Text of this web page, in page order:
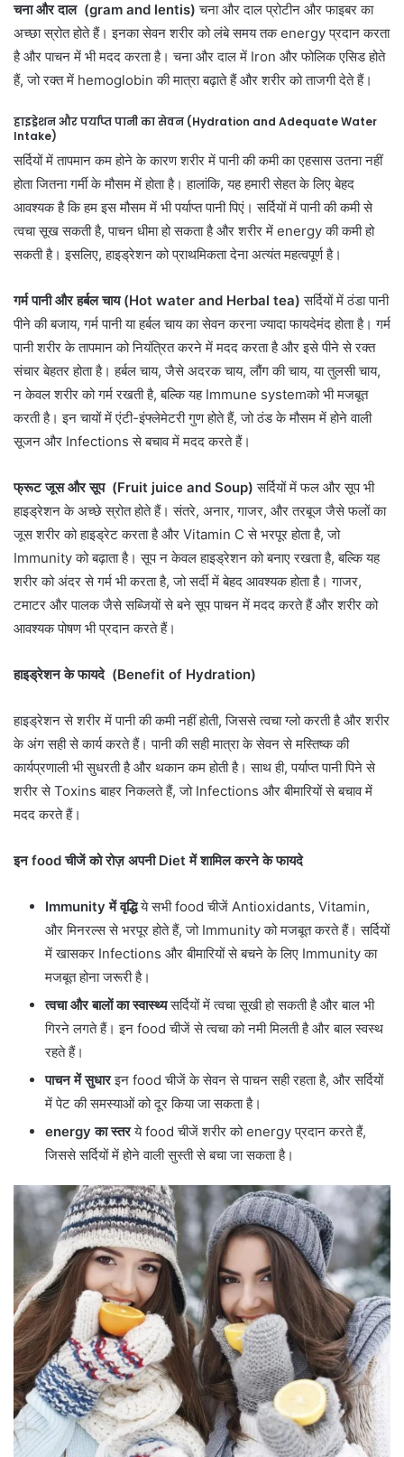
चना और दाल (gram and lentis) चना और दाल प्रोटीन और फाइबर का
अच्छा स्रोत होते हैं। इनका सेवन शरीर को लंबे समय तक energy प्रदान करता
है और पाचन में भी मदद करता है। चना और दाल में Iron और फोलिक एसिड होते
हैं, जो रक्त में hemoglobin की मात्रा बढ़ाते हैं और शरीर को ताजगी देते हैं।
हाइड्रेशन और पर्याप्त पानी का सेवन (Hydration and Adequate Water
Intake)
सर्दियों में तापमान कम होने के कारण शरीर में पानी की कमी का एहसास उतना नहीं
होता जितना गर्मी के मौसम में होता है। हालांकि, यह हमारी सेहत के लिए बेहद
आवश्यक है कि हम इस मौसम में भी पर्याप्त पानी पिएं। सर्दियों में पानी की कमी से
त्वचा सूख सकती है, पाचन धीमा हो सकता है और शरीर में energy की कमी हो
सकती है। इसलिए, हाइड्रेशन को प्राथमिकता देना अत्यंत महत्वपूर्ण है।
गर्म पानी और हर्बल चाय (Hot water and Herbal tea) सर्दियों में ठंडा पानी
पीने की बजाय, गर्म पानी या हर्बल चाय का सेवन करना ज्यादा फायदेमंद होता है। गर्म
पानी शरीर के तापमान को नियंत्रित करने में मदद करता है और इसे पीने से रक्त
संचार बेहतर होता है। हर्बल चाय, जैसे अदरक चाय, लौंग की चाय, या तुलसी चाय,
न केवल शरीर को गर्म रखती है, बल्कि यह Immune systemको भी मजबूत
करती है। इन चायों में एंटी-इंफ्लेमेटरी गुण होते हैं, जो ठंड के मौसम में होने वाली
सूजन और Infections से बचाव में मदद करते हैं।
फ्रूट जूस और सूप (Fruit juice and Soup) सर्दियों में फल और सूप भी
हाइड्रेशन के अच्छे स्रोत होते हैं। संतरे, अनार, गाजर, और तरबूज जैसे फलों का
जूस शरीर को हाइड्रेट करता है और Vitamin C से भरपूर होता है, जो
Immunity को बढ़ाता है। सूप न केवल हाइड्रेशन को बनाए रखता है, बल्कि यह
शरीर को अंदर से गर्म भी करता है, जो सर्दी में बेहद आवश्यक होता है। गाजर,
टमाटर और पालक जैसे सब्जियों से बने सूप पाचन में मदद करते हैं और शरीर को
आवश्यक पोषण भी प्रदान करते हैं।
हाइड्रेशन के फायदे (Benefit of Hydration)
हाइड्रेशन से शरीर में पानी की कमी नहीं होती, जिससे त्वचा ग्लो करती है और शरीर
के अंग सही से कार्य करते हैं। पानी की सही मात्रा के सेवन से मस्तिष्क की
कार्यप्रणाली भी सुधरती है और थकान कम होती है। साथ ही, पर्याप्त पानी पिने से
शरीर से Toxins बाहर निकलते हैं, जो Infections और बीमारियों से बचाव में
मदद करते हैं।
इन food चीजें को रोज़ अपनी Diet में शामिल करने के फायदे
Immunity में वृद्धिये सभी food चीजें Antioxidants, Vitamin,
और मिनरल्स से भरपूर होते हैं, जो Immunity को मजबूत करते हैं। सर्दियों
में खासकर Infections और बीमारियों से बचने के लिए Immunity का
मजबूत होना जरूरी है।
त्वचा और बालों का स्वास्थ्यसर्दियों में त्वचा सूखी हो सकती है और बाल भी
गिरने लगते हैं। इन food चीजें से त्वचा को नमी मिलती है और बाल स्वस्थ
रहते हैं।
पाचन में सुधारइन food चीजें के सेवन से पाचन सही रहता है, और सर्दियों
में पेट की समस्याओं को दूर किया जा सकता है।
energy का स्तरये food चीजें शरीर को energy प्रदान करते हैं,
जिससे सर्दियों में होने वाली सुस्ती से बचा जा सकता है।